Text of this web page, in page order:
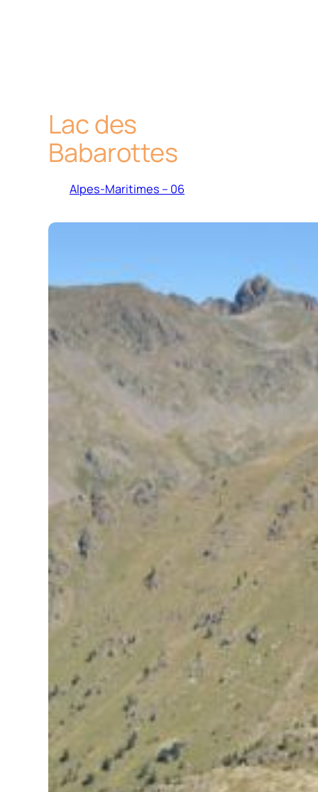
Lac des
Babarottes
Alpes-Maritimes – 06